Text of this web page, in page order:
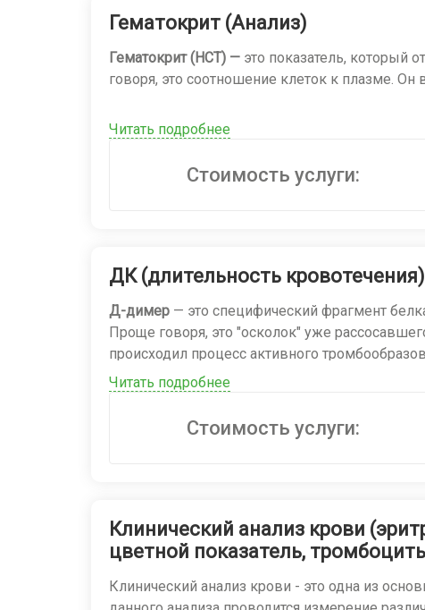
печени (где синтезируются факторы
Гематокрит (Анализ)
Гематокрит (HCT) — это показатель, который
говоря, это соотношение клеток к плазме.
Когда назначают:В рамках общего анализа
Читать подробнее
Стоимость услуги:
ДК (длительность
Д-димер — это специфический фрагмент
Проще говоря, это "осколок" уже
происходил процесс активного
Зачем нужен этот анализ?
Это высокочувствительный, но
связанные с патологическим
Тромбоз глубоких вен (ТГВ)ног (боль, отек,
Тромбоэмболия легочной артерии (ТЭЛА)
Диагностика ДВС-синдрома
Читать подробнее
Стоимость услуги:
Клинический анализ крови
цветной показатель,
Клинический анализ крови - это одна из